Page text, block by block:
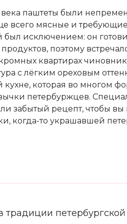
паштеты были
всего мясные и
исключением: он
поэтому
квартирах
с лёгким ореховым
кухне, которая во многом
петербуржцев.
забытый рецепт, чтобы вы
когда-то украшавшей
петербургской